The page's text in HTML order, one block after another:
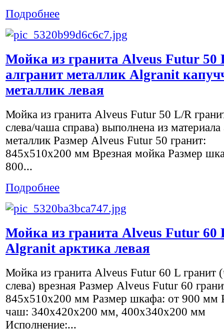
Подробнее
Мойка из гранита Alveus Futur 50
алгранит металлик Algranit
металлик левая
Мойка из гранита Alveus Futur 50 L/R
слева/чаша справа) выполнена из материала
металлик Размер Alveus Futur 50 гранит:
845x510х200 мм Врезная мойка Размер
800...
Подробнее
Мойка из гранита Alveus Futur 60
Algranit арктика левая
Мойка из гранита Alveus Futur 60 L гранит
слева) врезная Размер Alveus Futur 60
845x510х200 мм Размер шкафа: от 900 мм
чаш: 340х420х200 мм, 400х340х200 мм
Исполнение:...